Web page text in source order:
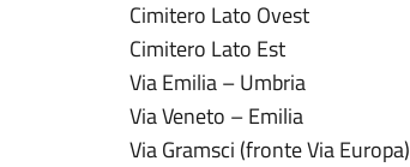
Cimitero Lato Ovest
Cimitero Lato Est
Via Emilia – Umbria
Via Veneto – Emilia
Via Gramsci (fronte Via Europa)